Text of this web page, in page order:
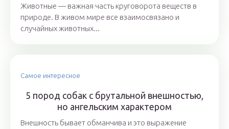
Животные — важная часть круговорота веществ в
природе. В живом мире все взаимосвязано и
случайных животных...
Самое интересное
5 пород собак с брутальной внешностью,
но ангельским характером
Внешность бывает обманчива и это выражение